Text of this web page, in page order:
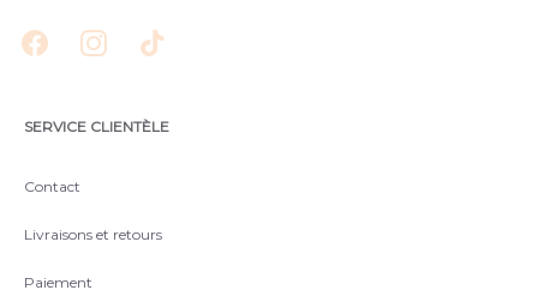
SERVICE CLIENTÈLE
Contact
Livraisons et retours
Paiement